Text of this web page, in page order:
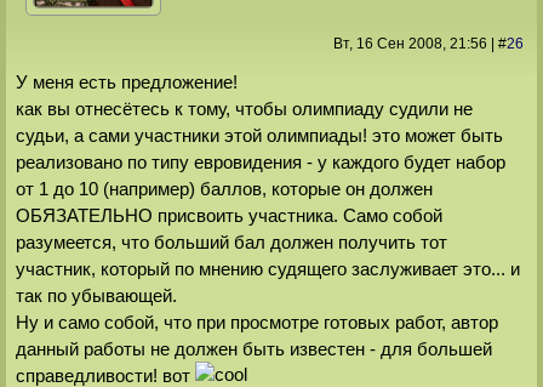
Вт, 16 Сен 2008, 21:56 #26
У меня есть предложение!
как вы отнесётесь к тому, чтобы олимпиаду судили не
судьи, а сами участники этой олимпиады! это может быть
реализовано по типу евровидения - у каждого будет набор
от 1 до 10 (например) баллов, которые он должен
ОБЯЗАТЕЛЬНО присвоить участника. Само собой
разумеется, что больший бал должен получить тот
участник, который по мнению судящего заслуживает это... и
так по убывающей.
Ну и само собой, что при просмотре готовых работ, автор
данный работы не должен быть известен - для большей
справедливости! вот